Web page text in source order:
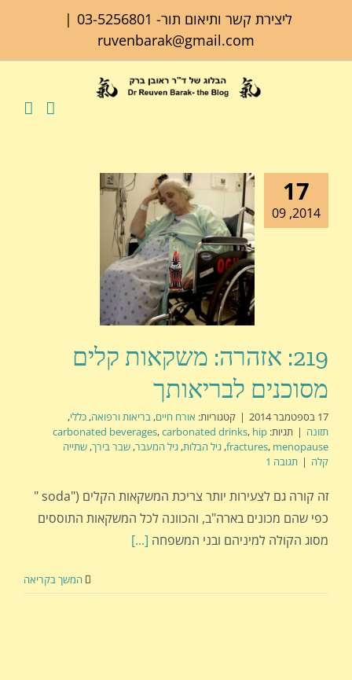
ליצירת קשר ותיאום תור- 03-5256801
|
ruvenbarak@gmail.com
17
2014, 09
219: אזהרה: משקאות קלים
מסוכנים לבריאותך
17 בספטמבר 2014 | קטגוריות: אורח חיים, בריאות ורפואה, כללי,
תזונה | תגיות: carbonated beverages,carbonated drinks, hip
fractures, menopause
, גיל הבלות, גיל המעבר, שבר בירך, שתייה
קלה | תגובה 1
זה קורה גם לצעירות יותר צריכת המשקאות הקלים ("soda "
כפי שהם מכונים בארה"ב, והכוונה לכל המשקאות התוססים
מסוג הקולה למיניהם ובני המשפחה [...]
המשך בקריאה